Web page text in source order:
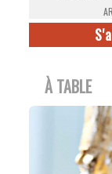
À TABLE